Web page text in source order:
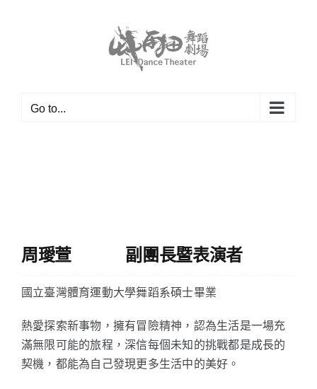
Go to...
周璦萱 副團長暨表演者
國立臺灣體育運動大學舞蹈系碩士畢業
熱愛探索新事物，擁有冒險精神，認為生活是一場充
滿無限可能的旅程，深信每個未知的挑戰都是成長的
契機，都能為自己發現更多生活中的美好。